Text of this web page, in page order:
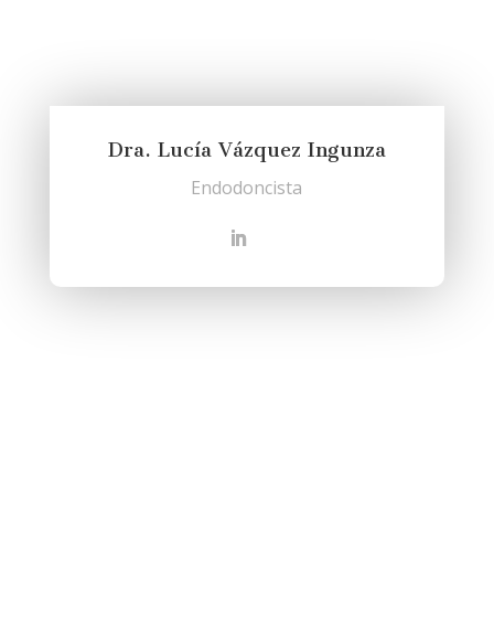
Dra. Lucía Vázquez Ingunza
Endodoncista